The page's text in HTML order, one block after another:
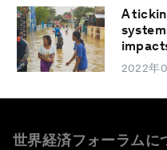
A
2022年
世界経済フォーラムに